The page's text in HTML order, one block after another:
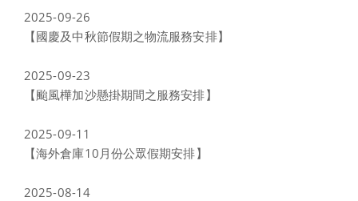
2025-09-26
【國慶及中秋節假期之物流服務安排】
2025-09-23
【颱風樺加沙懸掛期間之服務安排】
2025-09-11
【海外倉庫10月份公眾假期安排】
2025-08-14